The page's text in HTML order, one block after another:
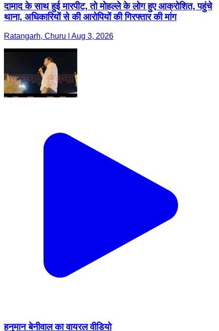
दामाद के साथ हुई मारपीट, तो मोहल्ले के लोग हुए आक्रोशित, पहुंचे
थाना, अधिकारियों से की आरोपियों की गिरफ्तार की मांग
Ratangarh, Churu | Aug 3, 2026
हनुमान बेनीवाल का वायरल वीडियो